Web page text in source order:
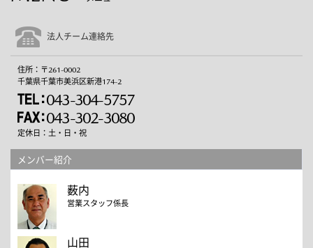
法人チーム連絡先
住所：〒261-0002
千葉県千葉市美浜区新港174-2
043-304-5757
043-302-3080
定休日：土・日・祝
メンバー紹介
薮内
営業スタッフ係長
山田